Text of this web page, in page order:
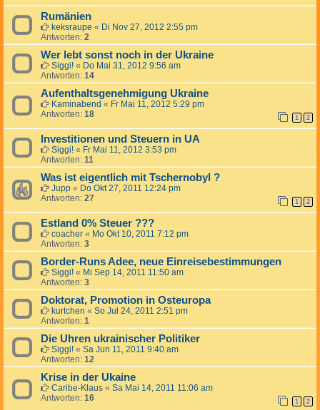
Rumänien
keksraupe « Di Nov 27, 2012 2:55 pm
Antworten: 2
Wer lebt sonst noch in der Ukraine
Siggi! « Do Mai 31, 2012 9:56 am
Antworten: 14
Aufenthaltsgenehmigung Ukraine
Kaminabend « Fr Mai 11, 2012 5:29 pm
Antworten: 18 1 2
Investitionen und Steuern in UA
Siggi! « Fr Mai 11, 2012 3:53 pm
Antworten: 11
Was ist eigentlich mit Tschernobyl ?
Jupp « Do Okt 27, 2011 12:24 pm
Antworten: 27 1 2
Estland 0% Steuer ???
coacher « Mo Okt 10, 2011 7:12 pm
Antworten: 3
Border-Runs Adee, neue Einreisebestimmungen
Siggi! « Mi Sep 14, 2011 11:50 am
Antworten: 3
Doktorat, Promotion in Osteuropa
kurtchen « So Jul 24, 2011 2:51 pm
Antworten: 1
Die Uhren ukrainischer Politiker
Siggi! « Sa Jun 11, 2011 9:40 am
Antworten: 12
Krise in der Ukaine
Caribe-Klaus « Sa Mai 14, 2011 11:06 am
Antworten: 16 1 2